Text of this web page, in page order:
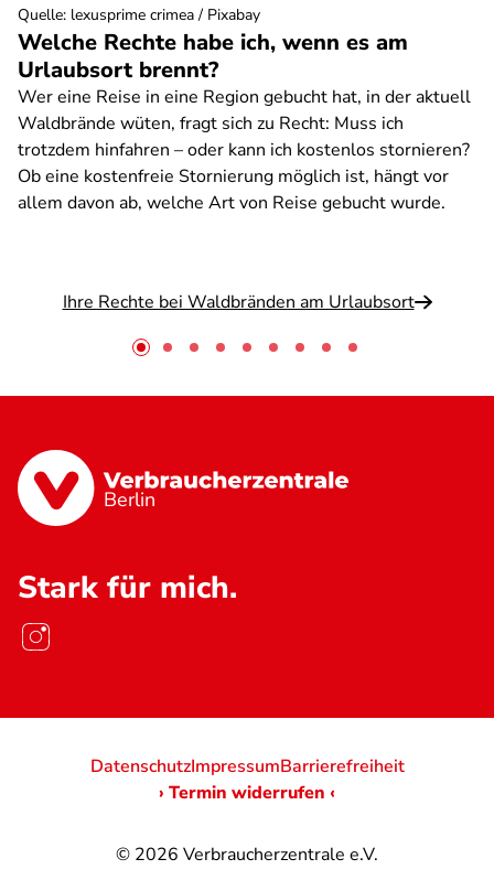
Welche Rechte habe ich, wenn es am
Urlaubsort brennt?
Wer eine Reise in eine Region gebucht hat, in der aktuell
Waldbrände wüten, fragt sich zu Recht: Muss ich
trotzdem hinfahren – oder kann ich kostenlos stornieren?
Ob eine kostenfreie Stornierung möglich ist, hängt vor
allem davon ab, welche Art von Reise gebucht wurde.
Ihre Rechte bei Waldbränden am Urlaubsort
Quelle: lexusprime crimea / Pixabay
Berlin
Stark für mich.
© 2026 Verbraucherzentrale e.V.
DatenschutzImpressumBarrierefreiheit
› Termin widerrufen ‹